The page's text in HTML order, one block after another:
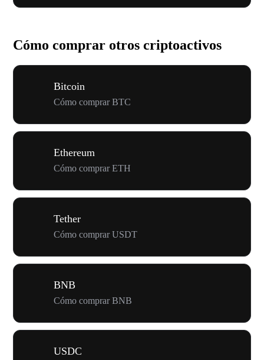
Cómo comprar otros criptoactivos
Bitcoin
Cómo comprar BTC
Ethereum
Cómo comprar ETH
Tether
Cómo comprar USDT
BNB
Cómo comprar BNB
USDC